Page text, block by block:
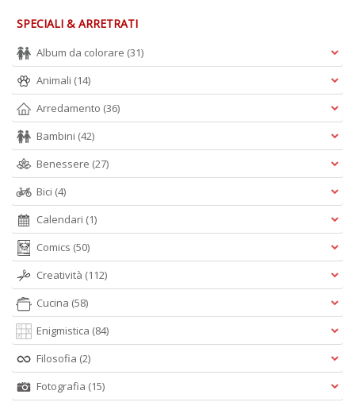
SPECIALI & ARRETRATI
Album da colorare (31)
Animali (14)
Arredamento (36)
Bambini (42)
Benessere (27)
Bici (4)
Calendari (1)
Comics (50)
Creatività (112)
Cucina (58)
Enigmistica (84)
Filosofia (2)
Fotografia (15)